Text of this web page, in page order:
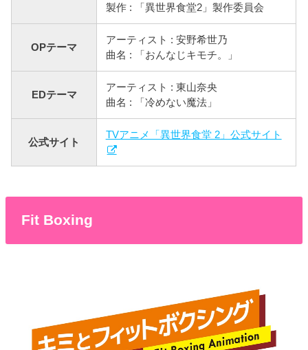
製作 : 「異世界食堂2」製作委員会
OPテーマ
アーティスト : 安野希世乃
曲名 : 「おんなじキモチ。」
EDテーマ
アーティスト : 東山奈央
曲名 : 「冷めない魔法」
公式サイト
TVアニメ「異世界食堂 2」公式サイト
Fit Boxing